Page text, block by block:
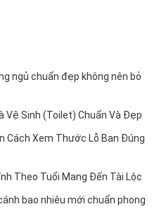
ngủ chuẩn đẹp không nên bỏ
Vệ Sinh (Toilet) Chuẩn Và Đẹp
Cách Xem Thước Lỗ Ban Đúng
Theo Tuổi Mang Đến Tài Lộc
bao nhiêu mới chuẩn phong